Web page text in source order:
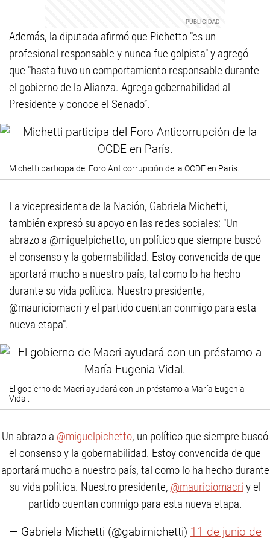
Además, la diputada afirmó que Pichetto "es un
profesional responsable y nunca fue golpista" y agregó
que "hasta tuvo un comportamiento responsable durante
el gobierno de la Alianza. Agrega gobernabilidad al
Presidente y conoce el Senado”.
Michetti participa del Foro Anticorrupción de la OCDE en París.
La vicepresidenta de la Nación, Gabriela Michetti,
también expresó su apoyo en las redes sociales: "Un
abrazo a @miguelpichetto, un político que siempre buscó
el consenso y la gobernabilidad. Estoy convencida de que
aportará mucho a nuestro país, tal como lo ha hecho
durante su vida política. Nuestro presidente,
@mauriciomacri y el partido cuentan conmigo para esta
nueva etapa".
El gobierno de Macri ayudará con un préstamo a María Eugenia
Vidal.
Un abrazo a @miguelpichetto, un político que siempre buscó
el consenso y la gobernabilidad. Estoy convencida de que
aportará mucho a nuestro país, tal como lo ha hecho durante
su vida política. Nuestro presidente, @mauriciomacri y el
partido cuentan conmigo para esta nueva etapa.
— Gabriela Michetti (@gabimichetti) 11 de junio de